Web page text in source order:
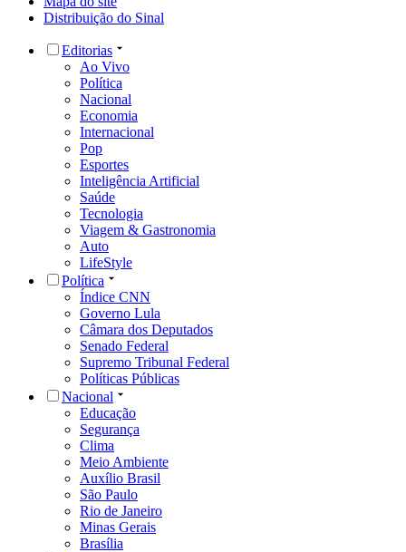
Distribuição do Sinal
Editorias
Ao Vivo
Política
Nacional
Economia
Internacional
Pop
Esportes
Inteligência Artificial
Saúde
Tecnologia
Viagem & Gastronomia
Auto
LifeStyle
Política
Índice CNN
Governo Lula
Câmara dos Deputados
Senado Federal
Supremo Tribunal Federal
Políticas Públicas
Nacional
Educação
Segurança
Clima
Meio Ambiente
Auxílio Brasil
São Paulo
Rio de Janeiro
Minas Gerais
Brasília